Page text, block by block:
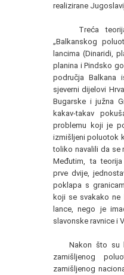
realizirane
Treća teorija
„Balkanskog
lancima (Dinaridi,
planina i Pindsko
područja Balkana
sjeverni dijelovi
Bugarske i južna
kakav-takav
problemu koji je
izmišljeni poluotok
toliko navalili da se
Međutim, ta
prve dvije,
poklapa s
koji se svakako
lance, nego je
slavonske ravnice i
Nakon što su
zamišljenog
zamišljenog